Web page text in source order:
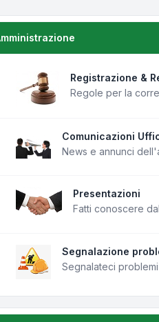
Registrazione &
Regole per la
Comunicazioni
News e annunci
Presentazioni
Fatti conoscere
Segnalazione
Segnalateci